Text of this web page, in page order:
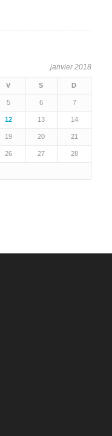
janvier 2018
V S D
5 6 7
12 13 14
19 20 21
26 27 28